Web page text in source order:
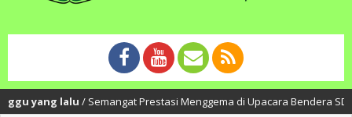
lalu/ Semangat Prestasi Menggema di Upacara Bendera SDIT